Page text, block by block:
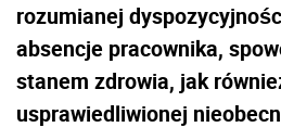
rozumianej
absencje pracownika,
stanem zdrowia, jak
usprawiedliwionej